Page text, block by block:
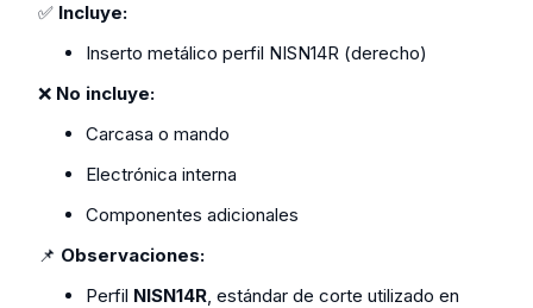
✅ Incluye:
Inserto metálico perfil NISN14R (derecho)
❌ No incluye:
Carcasa o mando
Electrónica interna
Componentes adicionales
📌 Observaciones:
Perfil NISN14R, estándar de corte utilizado en